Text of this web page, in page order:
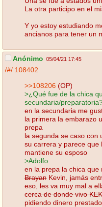
La otra participo en el
Y yo estoy estudiando
ancianos para tener un
Anónimo 05/04/21 17:45
/#/ 108402
>>108206 (OP)
>¿Qué fue de la chica
secundaria/
en la secundaria me
la primera la embarazo
prepa
la segunda se caso con
su carrera y parece que
mantiene su esposo
>Adolfo
en la prepa la chica que
Brayan Kevin, jamás
eso, les va muy mal a
cerca de donde vivo KEK
pidiendo dinero